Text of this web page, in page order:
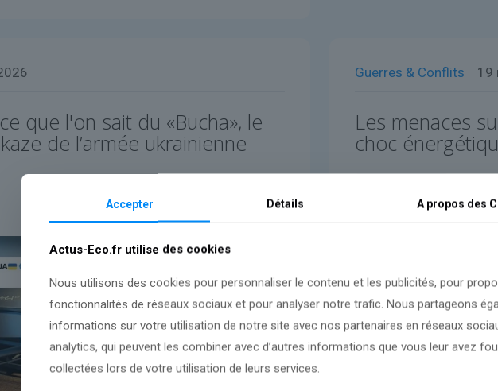
que l'on sait du «Bucha», le
de l’armée ukrainienne
Guerres & Conflits 19
Les menaces
choc
Accepter Détails A propos des
Actus-Eco.fr utilise des cookies
Nous utilisons des cookies pour personnaliser le contenu et les publicités, pour
fonctionnalités de réseaux sociaux et pour analyser notre trafic. Nous partageons
informations sur votre utilisation de notre site avec nos partenaires en réseaux
analytics, qui peuvent les combiner avec d’autres informations que vous leur avez
collectées lors de votre utilisation de leurs services.